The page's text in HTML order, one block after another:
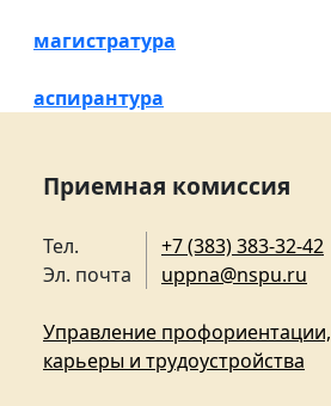
магистратура
аспирантура
Приемная комиссия
Тел.
Эл. почта
+7 (383) 383-32-42
uppna@nspu.ru
Управление профориентации,
карьеры и трудоустройства